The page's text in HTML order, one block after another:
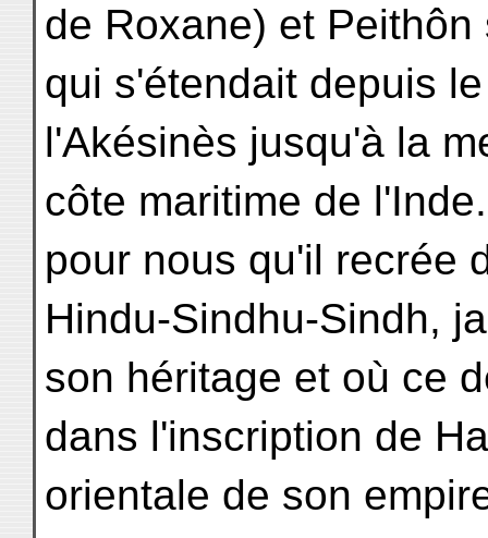
de Roxane) et
qui s'étendait depuis
l'Akésinès jusqu'à la
côte maritime de
pour nous qu'il recrée
Hindu-Sindhu-Sindh,
son héritage et où ce
dans l'inscription de
orientale de son